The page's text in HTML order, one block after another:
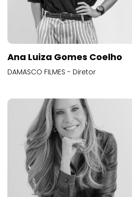
Ana Luiza Gomes Coelho
DAMASCO FILMES - Diretor